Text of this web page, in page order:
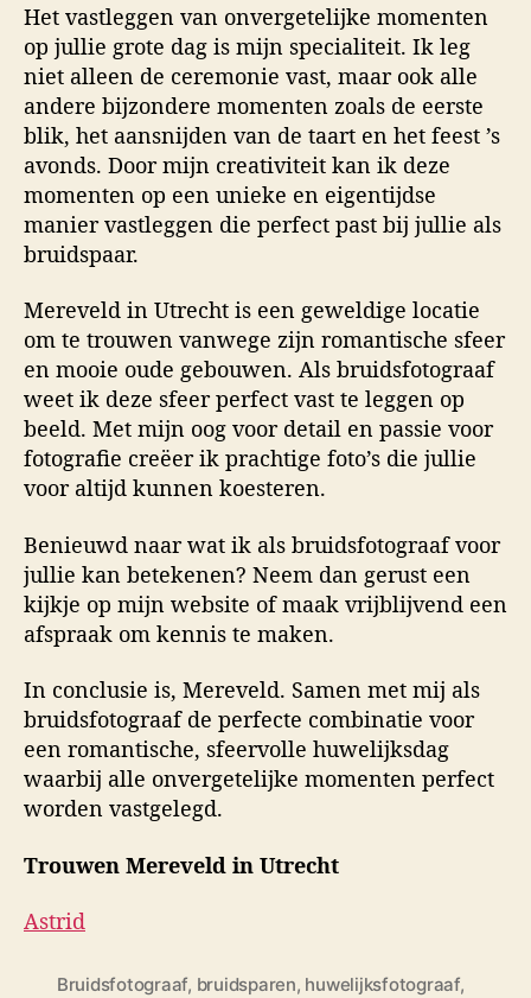
Het vastleggen van onvergetelijke momenten
op jullie grote dag is mijn specialiteit. Ik leg
niet alleen de ceremonie vast, maar ook alle
andere bijzondere momenten zoals de eerste
blik, het aansnijden van de taart en het feest ’s
avonds. Door mijn creativiteit kan ik deze
momenten op een unieke en eigentijdse
manier vastleggen die perfect past bij jullie als
bruidspaar.
Mereveld in Utrecht is een geweldige locatie
om te trouwen vanwege zijn romantische sfeer
en mooie oude gebouwen. Als bruidsfotograaf
weet ik deze sfeer perfect vast te leggen op
beeld. Met mijn oog voor detail en passie voor
fotografie creëer ik prachtige foto’s die jullie
voor altijd kunnen koesteren.
Benieuwd naar wat ik als bruidsfotograaf voor
jullie kan betekenen? Neem dan gerust een
kijkje op mijn website of maak vrijblijvend een
afspraak om kennis te maken.
In conclusie is, Mereveld. Samen met mij als
bruidsfotograaf de perfecte combinatie voor
een romantische, sfeervolle huwelijksdag
waarbij alle onvergetelijke momenten perfect
worden vastgelegd.
Trouwen Mereveld in Utrecht
Astrid
Bruidsfotograaf, bruidsparen, huwelijksfotograaf,